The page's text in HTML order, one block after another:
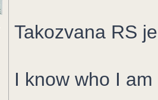
Takozvana RS
I know who I